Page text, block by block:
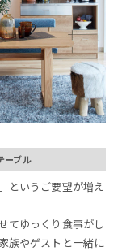
ーブル
というご要望が増え
てゆっくり食事がし
族やゲストと一緒に